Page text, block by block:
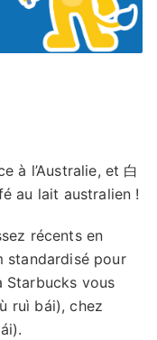
à l’Australie, et 白
au lait australien !
récents en
standardisé pour
Starbucks vous
ruì bái), chez